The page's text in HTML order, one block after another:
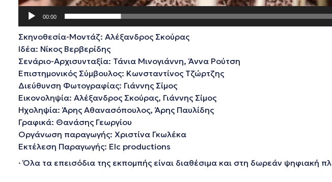
00:00
Σκηνοθεσία-Μοντάζ: Αλέξανδρος Σκούρας
Ιδέα: Νίκος Βερβερίδης
Σενάριο-Αρχισυνταξία: Τάνια Μινογιάννη, Άννα Ρούτση
Επιστημονικός Σύμβουλος: Κωνσταντίνος Τζώρτζης
Διεύθυνση Φωτογραφίας: Γιάννης Σίμος
Εικονοληψία: Αλέξανδρος Σκούρας, Γιάννης Σίμος
Ηχοληψία: Άρης Αθανασόπουλος, Άρης Παυλίδης
Γραφικά: Θανάσης Γεωργίου
Οργάνωση παραγωγής: Χριστίνα Γκωλέκα
Εκτέλεση Παραγωγής: Elc productions
· Όλα τα επεισόδια της εκπομπής είναι διαθέσιμα και στη δωρεάν ψηφιακή